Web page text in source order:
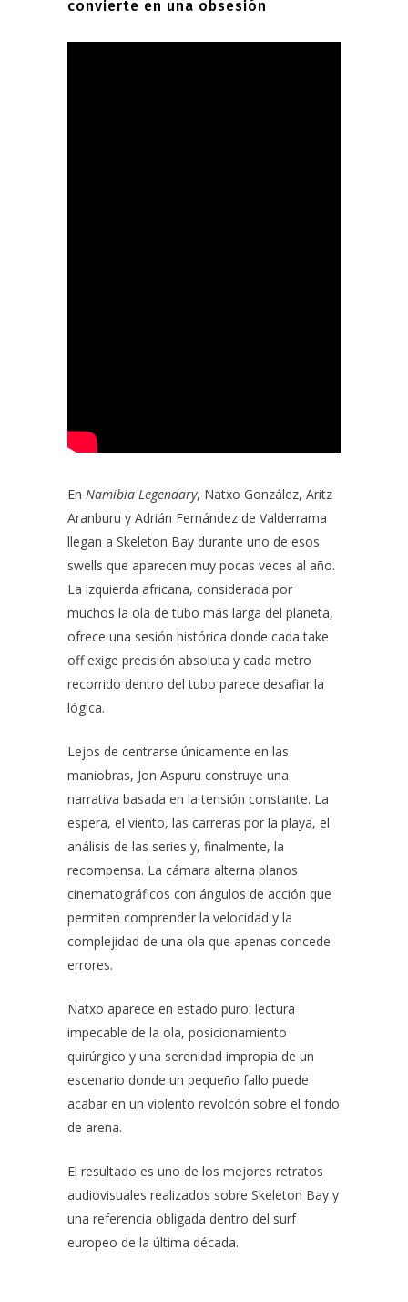
convierte en una obsesión
En Namibia Legendary, Natxo González, Aritz
Aranburu y Adrián Fernández de Valderrama
llegan a Skeleton Bay durante uno de esos
swells que aparecen muy pocas veces al año.
La izquierda africana, considerada por
muchos la ola de tubo más larga del planeta,
ofrece una sesión histórica donde cada take
off exige precisión absoluta y cada metro
recorrido dentro del tubo parece desafiar la
lógica.
Lejos de centrarse únicamente en las
maniobras, Jon Aspuru construye una
narrativa basada en la tensión constante. La
espera, el viento, las carreras por la playa, el
análisis de las series y, finalmente, la
recompensa. La cámara alterna planos
cinematográficos con ángulos de acción que
permiten comprender la velocidad y la
complejidad de una ola que apenas concede
errores.
Natxo aparece en estado puro: lectura
impecable de la ola, posicionamiento
quirúrgico y una serenidad impropia de un
escenario donde un pequeño fallo puede
acabar en un violento revolcón sobre el fondo
de arena.
El resultado es uno de los mejores retratos
audiovisuales realizados sobre Skeleton Bay y
una referencia obligada dentro del surf
europeo de la última década.